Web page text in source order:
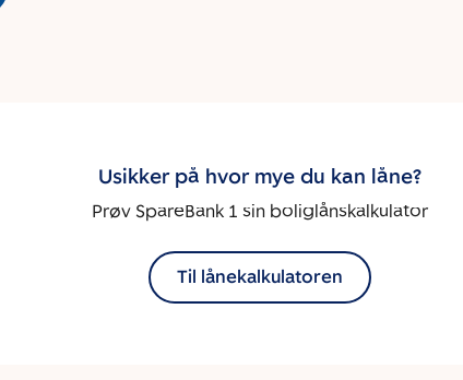
Usikker på hvor mye du kan låne?
Prøv SpareBank 1 sin boliglånskalkulator
Til lånekalkulatoren